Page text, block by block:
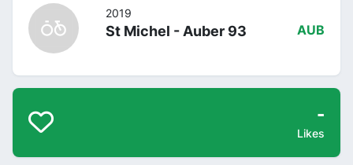
2019
St Michel - Auber 93 AUB
-
Likes